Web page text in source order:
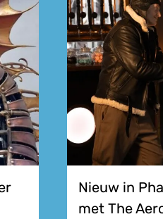
Nieuw in
met The